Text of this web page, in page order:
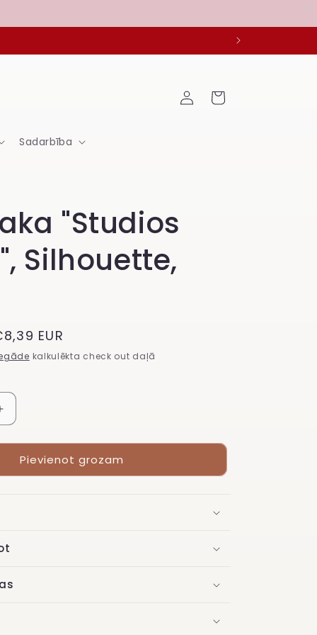
Sadarbība
Ieiet Grozs
"Studios
Silhouette,
EUR
kalkulēkta check out daļā
Pievienot grozam